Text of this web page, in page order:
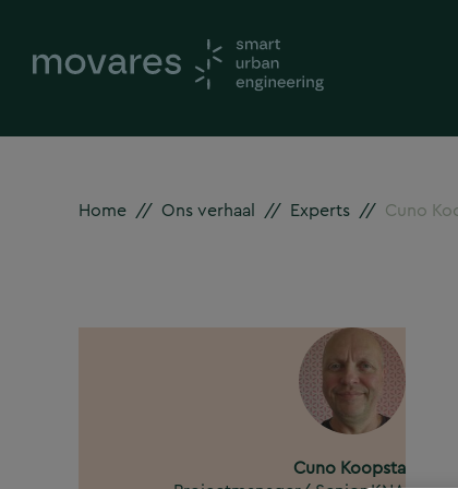
Home // Ons verhaal // Experts // Cuno
Cuno Koopsta